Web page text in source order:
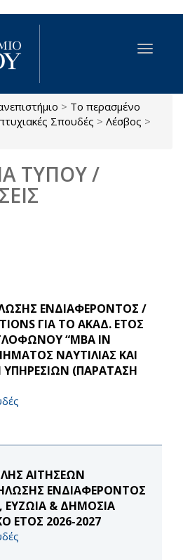
Toggle
> Το περασμένο
Σπουδές > Λέσβος >
ΤΥΠΟΥ /
ΕΝΔΙΑΦΕΡΟΝΤΟΣ /
ΓΙΑ ΤΟ ΑΚΑΔ. ΕΤΟΣ
“MBA IN
ΝΑΥΤΙΛΙΑΣ ΚΑΙ
ΥΠΗΡΕΣΙΩΝ (ΠΑΡΑΤΑΣΗ
ΑΙΤΗΣΕΩΝ
ΕΝΔΙΑΦΕΡΟΝΤΟΣ
& ΔΗΜΟΣΙΑ
ΕΤΟΣ 2026-2027